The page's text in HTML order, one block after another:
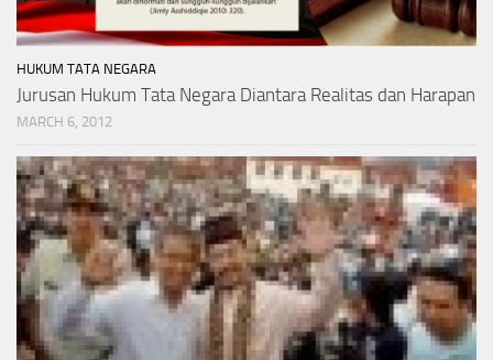
HUKUM TATA NEGARA
Jurusan Hukum Tata Negara Diantara Realitas dan Harapan
MARCH 6, 2012